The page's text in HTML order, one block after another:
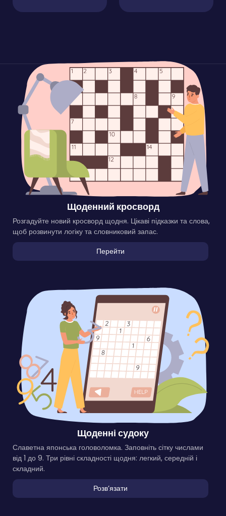
Щоденний кросворд
Розгадуйте новий кросворд щодня. Цікаві підказки та слова,
щоб розвинути логіку та словниковий запас.
Перейти
Щоденні судоку
Славетна японська головоломка. Заповніть сітку числами
від 1 до 9. Три рівні складності щодня: легкий, середній і
складний.
Розвʼязати